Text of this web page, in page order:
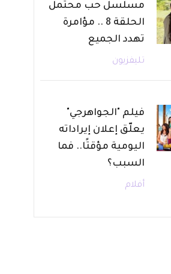
مسلسل حب محتمل
الحلقة 8 .. مؤامرة
تهدد الجميع
تليفزيون
فيلم "الجواهرجي"
يعلّق إعلان إيراداته
اليومية مؤقتًا.. فما
السبب؟
أفلام